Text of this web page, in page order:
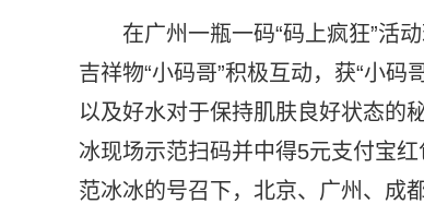
在广州一瓶一码“码上疯狂”活
吉祥物“小码哥”积极互动，获“小码
以及好水对于保持肌肤良好状态的
冰现场示范扫码并中得5元支付宝
范冰冰的号召下，北京、广州、成